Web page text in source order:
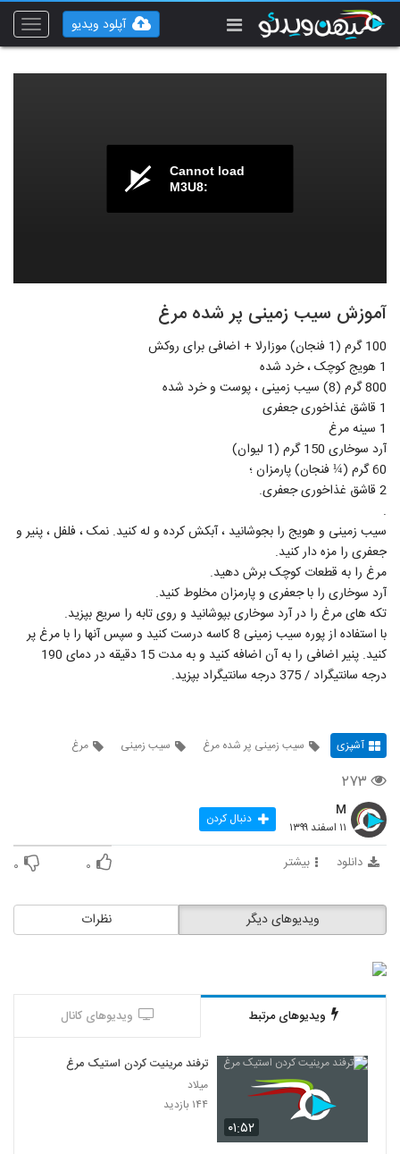
Toggle
آپلود ویدیو
Cannot load
M3U8:
آموزش سیب زمینی پر شده مرغ
100 گرم (1 فنجان) موزارلا + اضافی برای روکش
1 هویج کوچک ، خرد شده
800 گرم (8) سیب زمینی ، پوست و خرد شده
1 قاشق غذاخوری جعفری
1 سینه مرغ
آرد سوخاری 150 گرم (1 لیوان)
60 گرم (¼ فنجان) پارمزان ؛
2 قاشق غذاخوری جعفری.
.
سیب زمینی و هویج را بجوشانید ، آبکش کرده و له کنید. نمک ، فلفل ، پنیر و
جعفری را مزه دار کنید.
مرغ را به قطعات کوچک برش دهید.
آرد سوخاری را با جعفری و پارمزان مخلوط کنید.
تکه های مرغ را در آرد سوخاری بپوشانید و روی تابه را سریع بپزید.
با استفاده از پوره سیب زمینی 8 کاسه درست کنید و سپس آنها را با مرغ پر
کنید. پنیر اضافی را به آن اضافه کنید و به مدت 15 دقیقه در دمای 190
درجه سانتیگراد / 375 درجه سانتیگراد بپزید.
آشپزی سیب زمینی پر شده مرغ سیب زمینی مرغ
۲۷۳
M
۱۱ اسفند ۱۳۹۹ دنبال کردن
دانلود بیشتر ۰ ۰
نظرات ویدیوهای دیگر
ویدیوهای مرتبط ویدیوهای کانال
۰۱:۵۲
ترفند مرینیت کردن استیک مرغ
میلاد
۱۴۴ بازدید